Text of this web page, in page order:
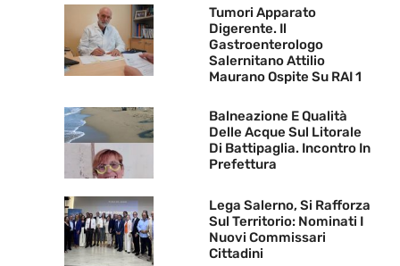
Tumori Apparato
Digerente. Il
Gastroenterologo
Salernitano Attilio
Maurano Ospite Su RAI 1
Balneazione E Qualità
Delle Acque Sul Litorale
Di Battipaglia. Incontro In
Prefettura
Lega Salerno, Si Rafforza
Sul Territorio: Nominati I
Nuovi Commissari
Cittadini